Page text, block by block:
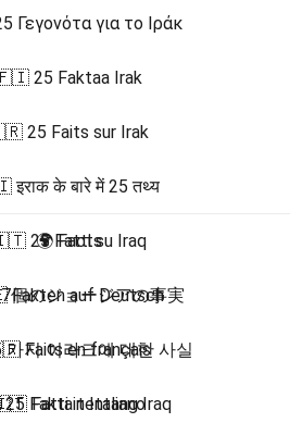
για το Ιράκ
25 Faktaa Irak
25 Faits sur Irak
के बारे में 25 तथ्य
25 Fatti su Iraq
のジョージアの事実
지 이라크에 대한 사실
Fakta tentang Iraq
🌍 Facts
auf Deutsch
Faits en français
Fatti in Italiano